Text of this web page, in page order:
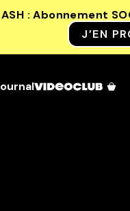
: Abonnement
J’EN